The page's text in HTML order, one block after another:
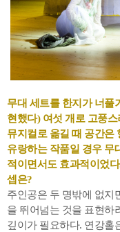
무대 세트를 한지가 너풀
현했다) 여섯 개로 고풍
뮤지컬로 옮길 때 공간은
유랑하는 작품일 경우 무
적이면서도 효과적이었
셉은?
주인공은 두 명밖에 없지
을 뛰어넘는 것을 표현하
깊이가 필요하다. 연강홀